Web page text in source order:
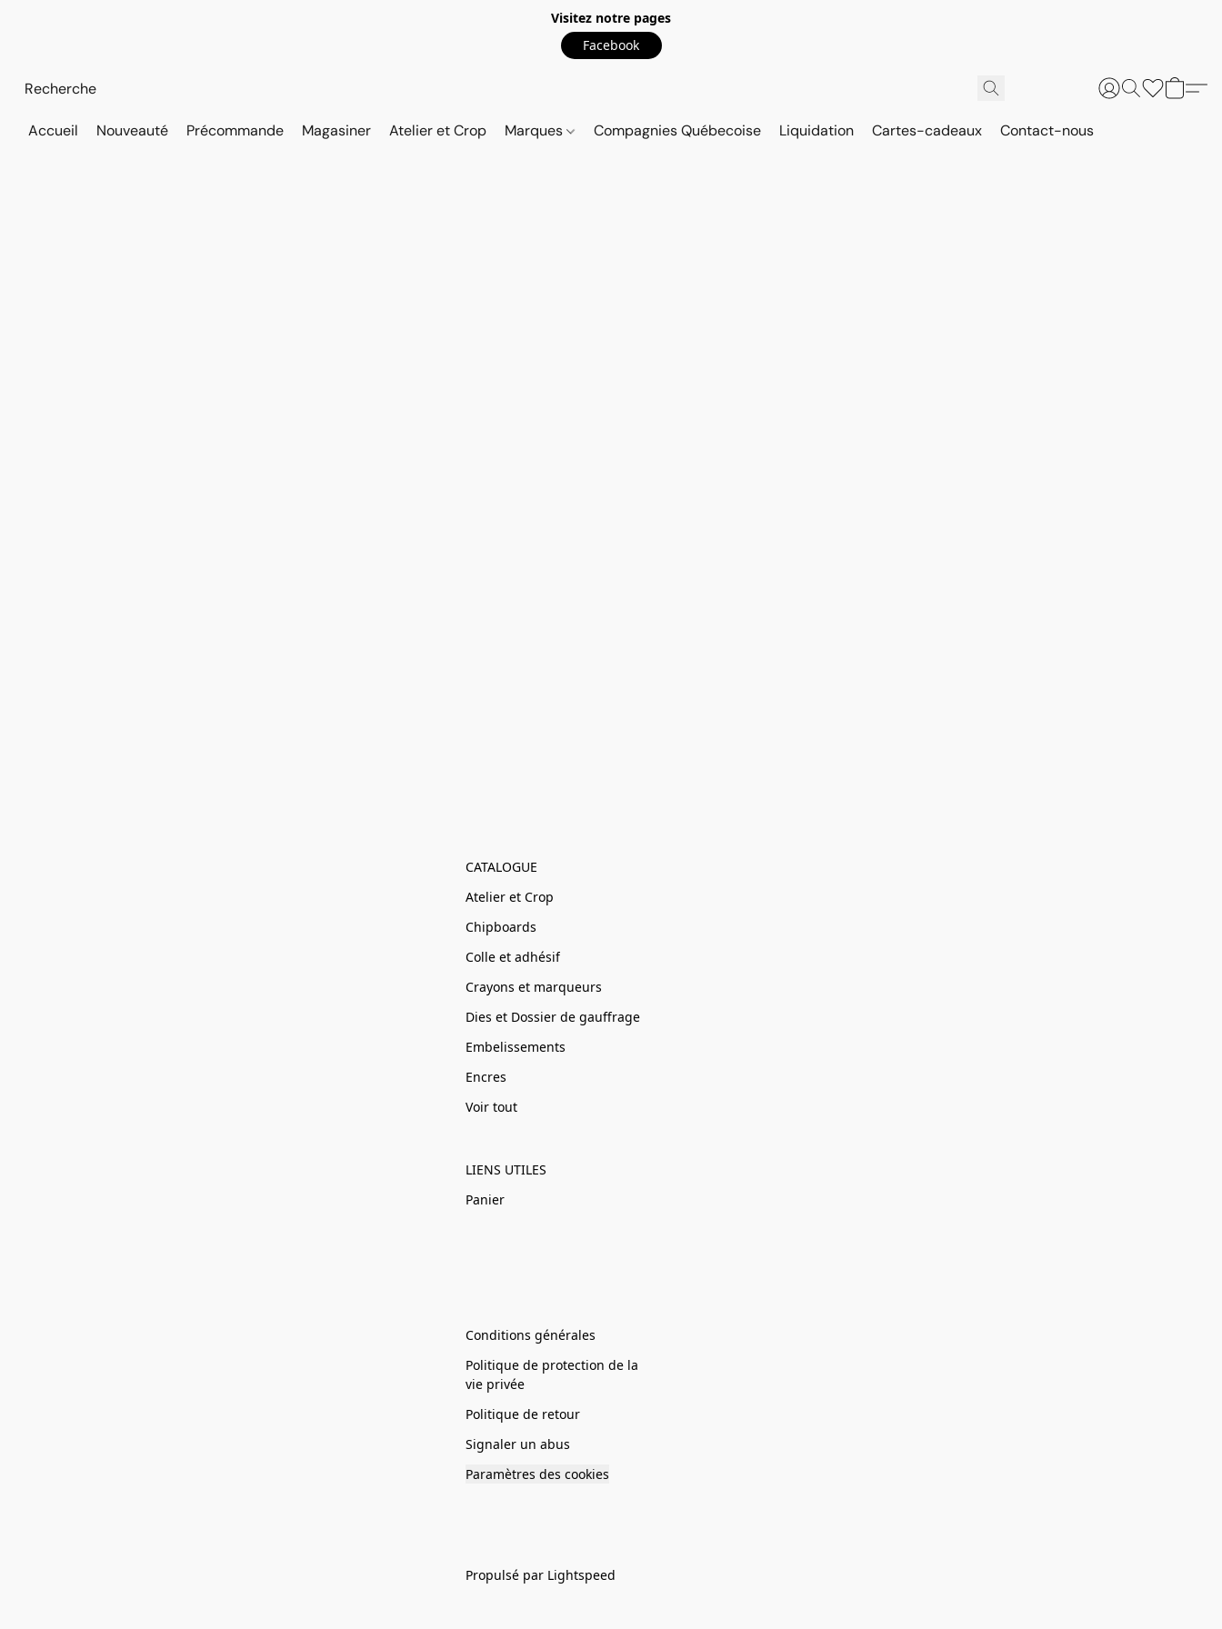
Visitez notre pages
Facebook
Accueil Nouveauté Précommande Magasiner Atelier et Crop Marques Compagnies Québecoise Liquidation Cartes-cadeaux Contact-nous
CATALOGUE
Atelier et Crop
Chipboards
Colle et adhésif
Crayons et marqueurs
Dies et Dossier de gauffrage
Embelissements
Encres
Voir tout
LIENS UTILES
Panier
Conditions générales
Politique de protection de la
vie privée
Politique de retour
Signaler un abus
Paramètres des cookies
Propulsé par Lightspeed